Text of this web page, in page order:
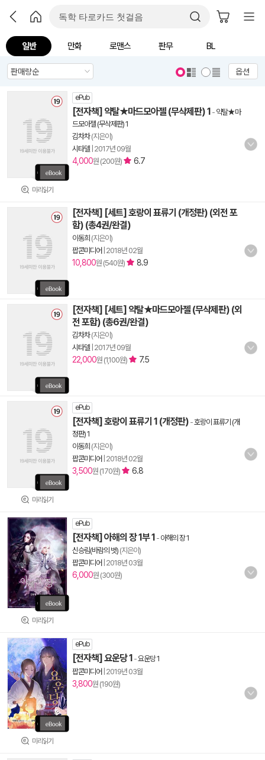
일반 만화 로맨스 판무 BL
옵션
미리읽기
ePub
[전자책] 약탈★마드모아젤 (무삭제판) 1 - 약탈★마
드모아젤 (무삭제판) 1
김차차(지은이)
시타델 2017년 09월
4,000원 (200원) 6.7
[전자책] [세트] 호랑이 표류기 (개정판) (외전 포
함) (총4권/완결)
이동희 (지은이)
팝콘미디어 2018년 02월
10,800원 (540원) 8.9
[전자책] [세트] 약탈★마드모아젤 (무삭제판) (외
전 포함) (총6권/완결)
김차차(지은이)
시타델 2017년 09월
22,000원 (1,100원) 7.5
미리읽기
ePub
[전자책] 호랑이 표류기 1 (개정판) -호랑이 표류기 (개
정판) 1
이동희 (지은이)
팝콘미디어 2018년 02월
3,500원 (170원) 6.8
미리읽기
ePub
[전자책] 아해의 장 1부 1 - 아해의 장 1
신승림(바람의 벗) (지은이)
팝콘미디어 2018년 03월
6,000원 (300원)
미리읽기
ePub
[전자책] 요운당 1 -요운당 1
팝콘미디어 2019년 03월
3,800원 (190원)